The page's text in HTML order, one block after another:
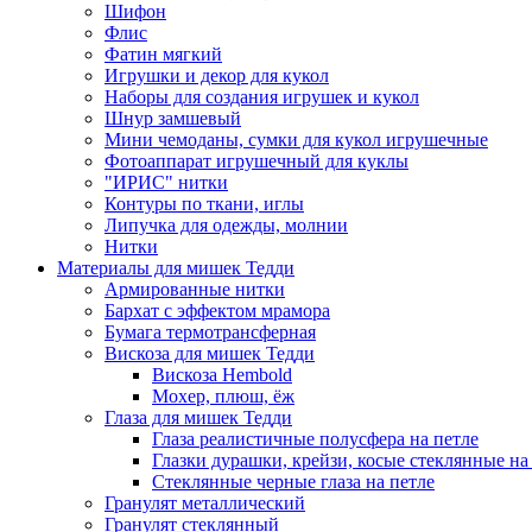
Шифон
Флис
Фатин мягкий
Игрушки и декор для кукол
Наборы для создания игрушек и кукол
Шнур замшевый
Мини чемоданы, сумки для кукол игрушечные
Фотоаппарат игрушечный для куклы
"ИРИС" нитки
Контуры по ткани, иглы
Липучка для одежды, молнии
Нитки
Материалы для мишек Тедди
Армированные нитки
Бархат с эффектом мрамора
Бумага термотрансферная
Вискоза для мишек Тедди
Вискоза Hembold
Мохер, плюш, ёж
Глаза для мишек Тедди
Глаза реалистичные полусфера на петле
Глазки дурашки, крейзи, косые стеклянные на
Стеклянные черные глаза на петле
Гранулят металлический
Гранулят стеклянный